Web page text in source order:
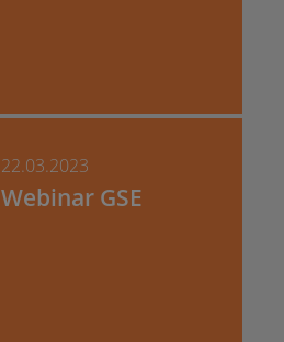
22.03.2023
Webinar GSE